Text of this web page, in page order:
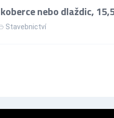
nebo dlaždic,
Stavebnictví